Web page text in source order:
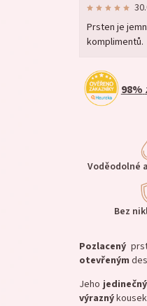
Prsten je
komplimentů.
98%
Voděodolné
Bez
Pozlacený
otevřeným
Jehojedinečný
výrazný